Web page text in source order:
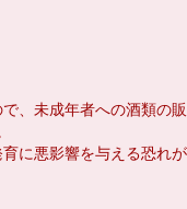
、未成年者への酒類の販
に悪影響を与える恐れが